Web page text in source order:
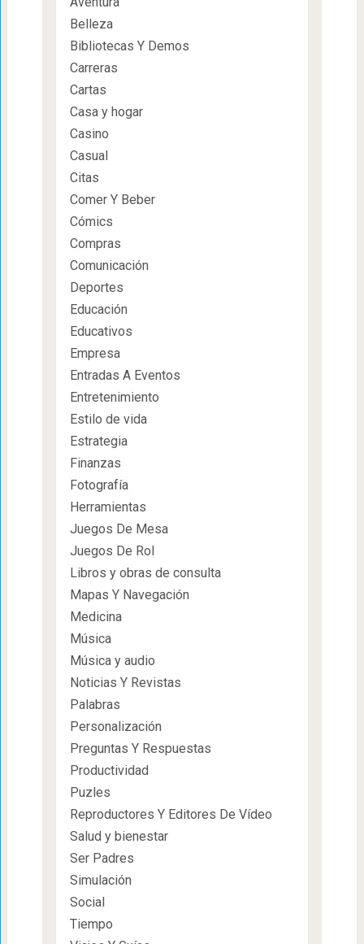
Belleza
Bibliotecas Y Demos
Carreras
Cartas
Casa y hogar
Casino
Casual
Citas
Comer Y Beber
Cómics
Compras
Comunicación
Deportes
Educación
Educativos
Empresa
Entradas A Eventos
Entretenimiento
Estilo de vida
Estrategia
Finanzas
Fotografía
Herramientas
Juegos De Mesa
Juegos De Rol
Libros y obras de consulta
Mapas Y Navegación
Medicina
Música
Música y audio
Noticias Y Revistas
Palabras
Personalización
Preguntas Y Respuestas
Productividad
Puzles
Reproductores Y Editores De Vídeo
Salud y bienestar
Ser Padres
Simulación
Social
Tiempo